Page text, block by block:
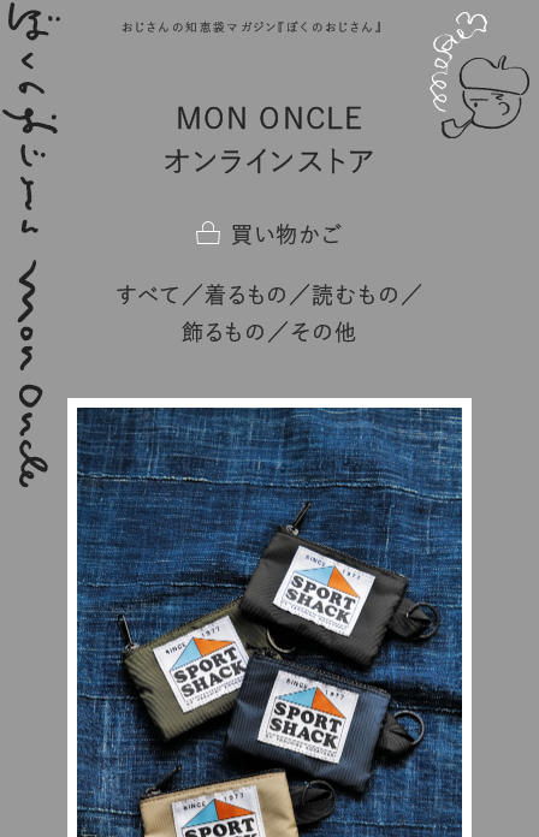
おじさんの知恵袋マガジン『ぼくのおじさん』
MON ONCLE
オンラインストア
すべて 着るもの
読むもの
飾るもの
その他
買い物かご